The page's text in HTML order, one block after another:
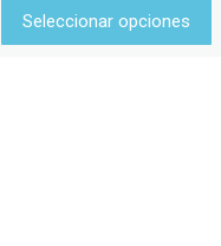
Seleccionar opciones